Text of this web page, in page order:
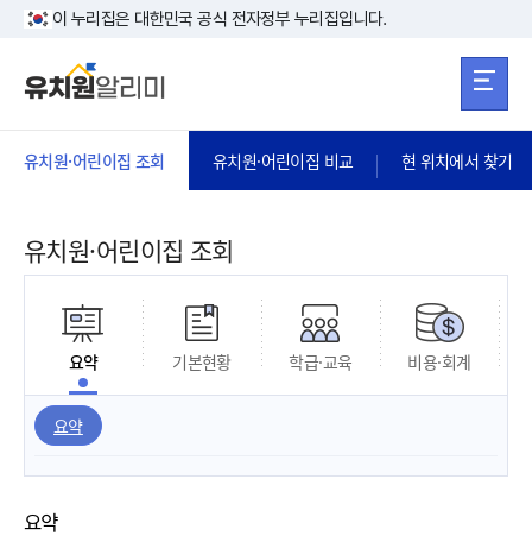
본문 바로가기
이 누리집은 대한민국 공식 전자정부 누리집입니다.
유치원·어린이집 조회 유치원·어린이집 비교 현 위치에서 찾기
유치원·어린이집 조회
요약 기본현황 학급·교육 비용·회계
요약
요약